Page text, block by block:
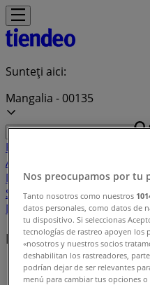
Sunteți aici:
Mangalia - 00135
Featured
Accesorii
Mobilia Materiale de
SanatateSportJucarii și
MotoRestauranteBănci și
Magazine locale
Tiendeo din Mangalia
Nos preocupamos por tu
Tanto nosotros como nuestros
datos personales, como datos de
tu dispositivo. Si seleccionas
tecnologías de rastreo apoyen los
«nosotros y nuestros socios
deshabilitan los rastreadores,
podrían dejar de ser relevantes
menú para cambiar tus opciones